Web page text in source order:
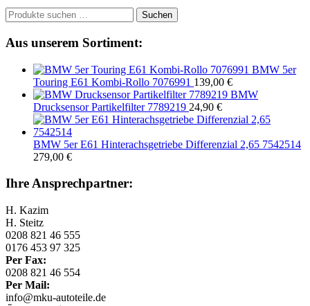
Suchen
nach:
Suchen
Aus unserem Sortiment:
BMW 5er
Touring E61 Kombi-Rollo 7076991 139,00 €
BMW
Drucksensor Partikelfilter 7789219 24,90 €
BMW 5er E61 Hinterachsgetriebe Differenzial 2,65 7542514
279,00 €
Ihre Ansprechpartner:
H. Kazim
H. Steitz
0208 821 46 555
0176 453 97 325
Per Fax:
0208 821 46 554
Per Mail:
info@mku-autoteile.de